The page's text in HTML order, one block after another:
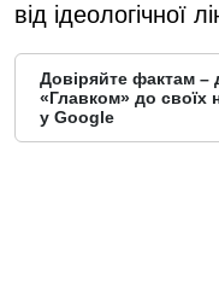
від ідеологічної
Довіряйте фактам –
«Главком» до своїх
у Google